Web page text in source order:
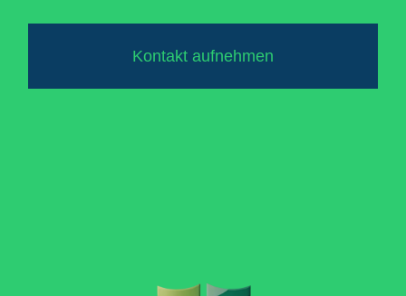
Kontakt aufnehmen